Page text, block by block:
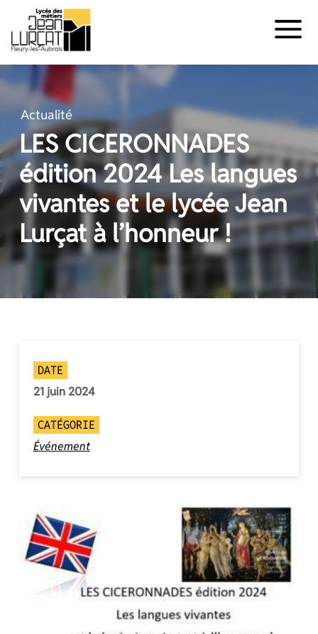
au
contenu
Actualité
LES CICERONNADES
édition 2024 Les langues
vivantes et le lycée Jean
Lurçat à l’honneur !
DATE
21 juin 2024
CATÉGORIE
Événement
Panneau de gestion des cookies